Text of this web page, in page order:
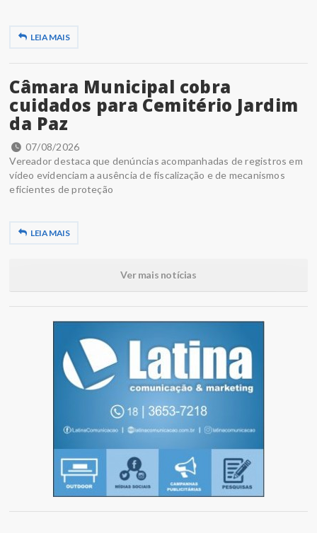
LEIA MAIS
Câmara Municipal cobra
cuidados para Cemitério Jardim
da Paz
07/08/2026
Vereador destaca que denúncias acompanhadas de registros em
vídeo evidenciam a ausência de fiscalização e de mecanismos
eficientes de proteção
LEIA MAIS
Ver mais notícias